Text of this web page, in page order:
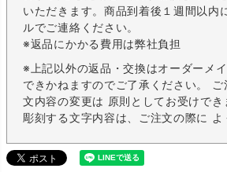
いただきます。商品到着後１週間以内
ルでご連絡ください。
※返品にかかる費用は弊社負担
※上記以外の返品・交換はオーダーメ
できかねますのでご了承ください。
文内容の変更は 原則としてお受けで
彫刻する文字内容は、ご注文の際に よ